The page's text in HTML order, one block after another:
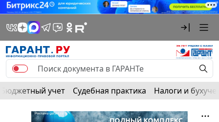
Бюджетный учет Судебная практика Налоги и